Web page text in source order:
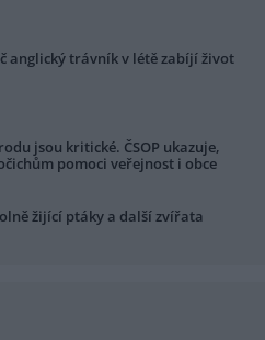
anglický trávník v létě zabíjí život
jsou kritické. ČSOP ukazuje,
pomoci veřejnost i obce
žijící ptáky a další zvířata